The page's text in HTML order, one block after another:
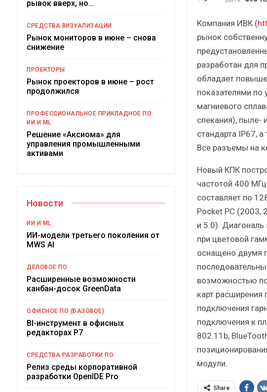
Компания ИВК (
рынок
разработан для
обладает
показателями по
магниевого
спекания), пыле-
стандарта IP67,
Все разъемы на
Новый КПК
частотой 400
составляет по
Pocket PC (2003,
и 5.0).
при цветовой
оснащено двумя
возможностью
карт расширения
подключения
подключения к
802.11b,
модули.
Share
рывок вверх, но…
СРЕДСТВА ВИЗУАЛИЗАЦИИ
Рынок мониторов в июне – снова
снижение
ПРОЕКТОРЫ
Рынок проекторов в июне – рост
продолжился
ПРОФЕССИОНАЛЬНОЕ ПРИКЛАДНОЕ ПО
ИИ И ML
Решение «Аксиома» для
управления промышленными
активами
Новости
ИИ И ML
ИИ-модели третьего поколения от
MWS AI
ДЕЛОВОЕ ПО
Расширенные возможности
канбан-досок GreenData
ОФИСНОЕ ПО (БАЗОВОЕ)
BI-инструмент в офисных
редакторах Р7
СРЕДСТВА РАЗРАБОТКИ ПО
Релиз среды корпоративной
разработки OpenIDE Pro
Краткий
Подкосят ли